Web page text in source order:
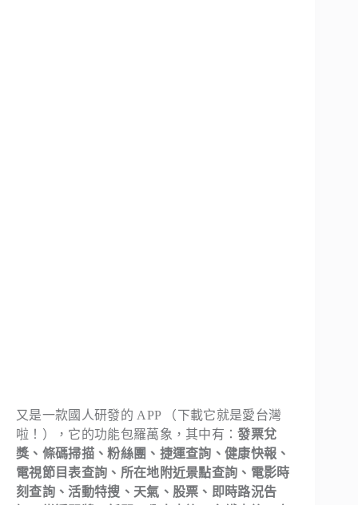
又是一款國人研發的 APP （下載它就是愛台灣
啦！），它的功能包羅萬象，其中有：發票兌
獎、條碼掃描、粉絲團、捷運查詢、健康快報、
電視節目表查詢、所在地附近景點查詢、電影時
刻查詢、活動特搜、天氣、股票、即時路況告